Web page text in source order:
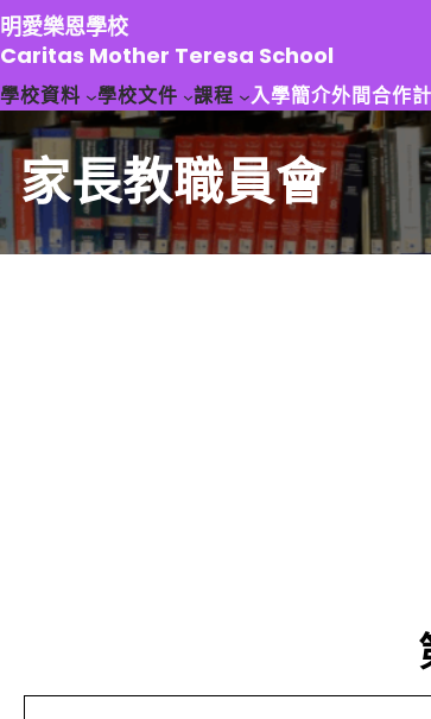
跳
至
主
要
容
明愛樂恩學校
Caritas Mother Teresa School
學校資料 學校文件 課程 入學簡介外間合作
家長教職員會